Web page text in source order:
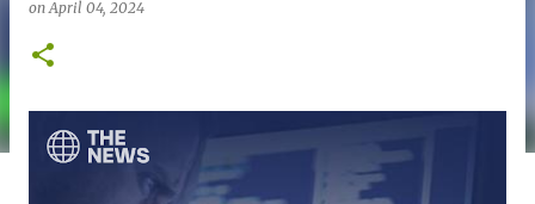
onApril 04, 2024